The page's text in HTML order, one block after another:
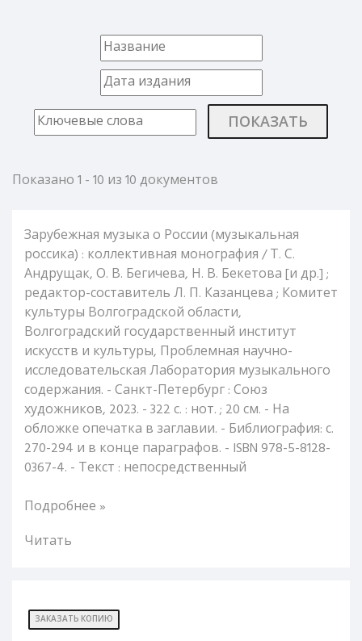
ПОКАЗАТЬ
Показано 1 - 10 из 10 документов
Зарубежная музыка о России (музыкальная
россика) : коллективная монография / Т. С.
Андрущак, О. В. Бегичева, Н. В. Бекетова [и др.] ;
редактор-составитель Л. П. Казанцева ; Комитет
культуры Волгоградской области,
Волгоградский государственный институт
искусств и культуры, Проблемная научно-
исследовательская Лаборатория музыкального
содержания. - Санкт-Петербург : Союз
художников, 2023. - 322 с. : нот. ; 20 см. - На
обложке опечатка в заглавии. - Библиография: с.
270-294 и в конце параграфов. - ISBN 978-5-8128-
0367-4. - Текст : непосредственный
Подробнее »
Читать
ЗАКАЗАТЬ КОПИЮ